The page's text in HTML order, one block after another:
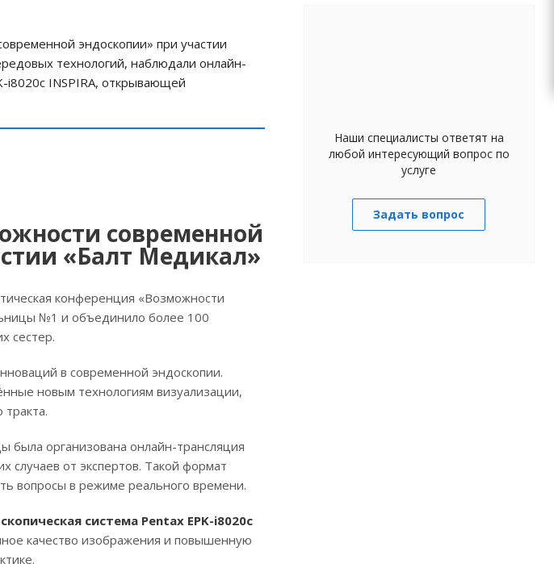
эндоскопии» при участии
технологий, наблюдали онлайн-
i8020c INSPIRA, открывающей
современной
«Балт Медикал»
конференция «Возможности
№1 и объединило более 100
сестер.
в современной эндоскопии.
новым технологиям визуализации,
была организована онлайн-трансляция
случаев от экспертов. Такой формат
вопросы в режиме реального времени.
система Pentax EPK-i8020c
качество изображения и повышенную
Наши специалисты ответят на
любой интересующий вопрос по
услуге
Задать вопрос